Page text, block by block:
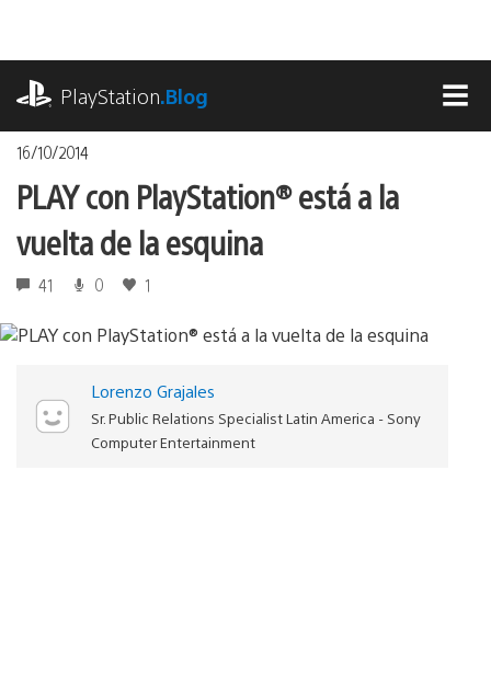
contenido
PlayStation.Blog
16/10/2014
PLAY con PlayStation® está a la
vuelta de la esquina
41 0 1
Lorenzo Grajales
Sr. Public Relations Specialist Latin America - Sony
Computer Entertainment